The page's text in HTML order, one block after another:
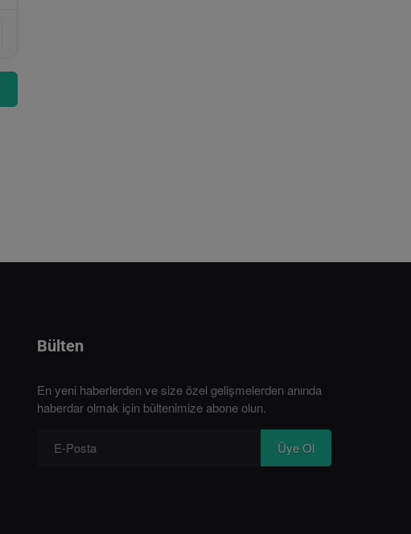
Bülten
En yeni haberlerden ve size özel gelişmelerden anında
haberdar olmak için bültenimize abone olun.
Üye Ol